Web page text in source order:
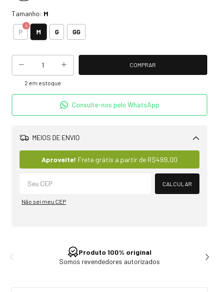
Tamanho: M
P M G GG
2 em estoque
Consulte-nos pelo WhatsApp
MEIOS DE ENVIO
Aproveite! Frete grátis a partir de R$499,00
CALCULAR
Não sei meu CEP
Produto 100% original
Somos revendedores autorizados